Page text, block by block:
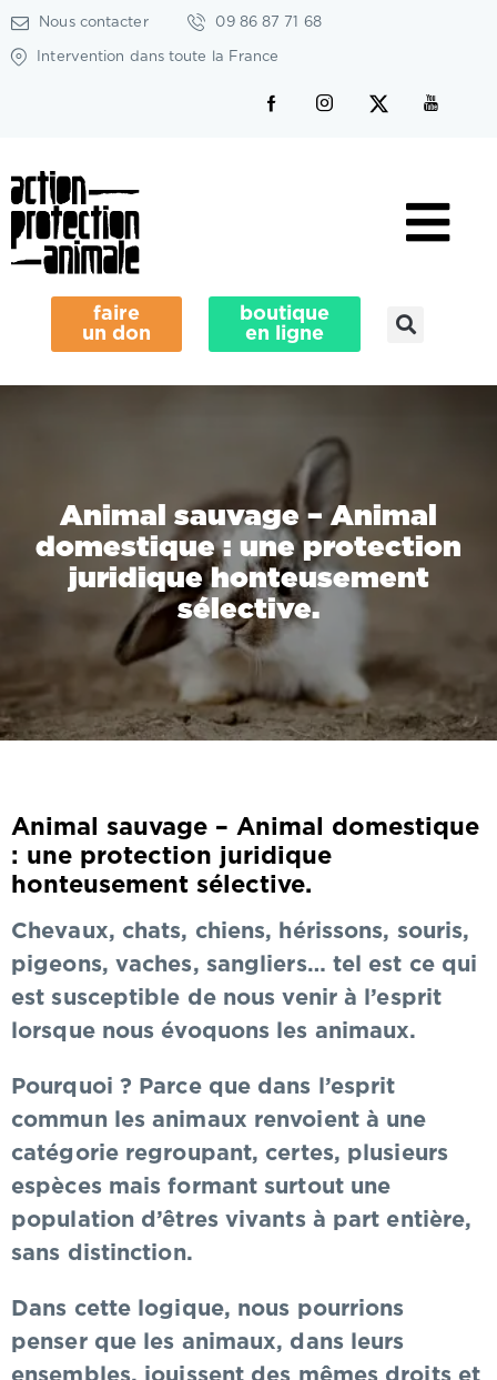
Nous contacter 09 86 87 71 68
Intervention dans toute la France
faire
un don
boutique
en ligne
Animal sauvage – Animal
domestique : une protection
juridique honteusement
sélective.
Animal sauvage – Animal domestique
: une protection juridique
honteusement sélective.
Chevaux, chats, chiens, hérissons, souris,
pigeons, vaches, sangliers… tel est ce qui
est susceptible de nous venir à l’esprit
lorsque nous évoquons les animaux.
Pourquoi ? Parce que dans l’esprit
commun les animaux renvoient à une
catégorie regroupant, certes, plusieurs
espèces mais formant surtout une
population d’êtres vivants à part entière,
sans distinction.
Dans cette logique, nous pourrions
penser que les animaux, dans leurs